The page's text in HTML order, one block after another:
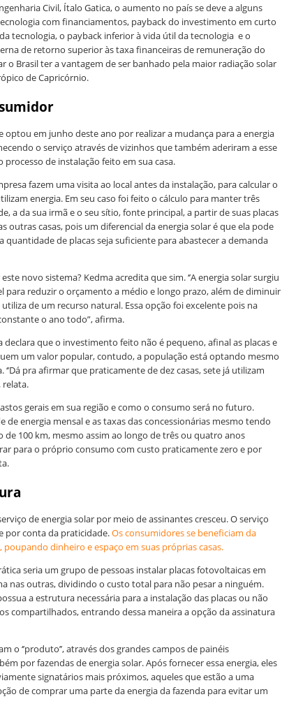
Civil, Ítalo Gatica, o aumento no país se deve a alguns
com financiamentos, payback do investimento em curto
tecnologia, o payback inferior à vida útil da tecnologia e o
de retorno superior às taxa financeiras de remuneração do
o Brasil ter a vantagem de ser banhado pela maior radiação solar
de Capricórnio.
optou em junho deste ano por realizar a mudança para a energia
o serviço através de vizinhos que também aderiram a esse
de instalação feito em sua casa.
fazem uma visita ao local antes da instalação, para calcular o
energia. Em seu caso foi feito o cálculo para manter três
a da sua irmã e o seu sítio, fonte principal, a partir de suas placas
outras casas, pois um diferencial da energia solar é que ela pode
quantidade de placas seja suficiente para abastecer a demanda
novo sistema? Kedma acredita que sim. ‘’A energia solar surgiu
para reduzir o orçamento a médio e longo prazo, além de diminuir
de um recurso natural. Essa opção foi excelente pois na
o ano todo”, afirma.
declara que o investimento feito não é pequeno, afinal as placas e
um valor popular, contudo, a população está optando mesmo
pra afirmar que praticamente de dez casas, sete já utilizam
relata.
gerais em sua região e como o consumo será no futuro.
de energia mensal e as taxas das concessionárias mesmo tendo
de 100 km, mesmo assim ao longo de três ou quatro anos
para o próprio consumo com custo praticamente zero e por
de energia solar por meio de assinantes cresceu. O serviço
por conta da praticidade.Os consumidores se beneficiam da
dinheiro e espaço em suas próprias casas.
seria um grupo de pessoas instalar placas fotovoltaicas em
nas outras, dividindo o custo total para não pesar a ninguém.
a estrutura necessária para a instalação das placas ou não
compartilhados, entrando dessa maneira a opção da assinatura
o ‘’produto’’, através dos grandes campos de painéis
por fazendas de energia solar. Após fornecer essa energia, eles
signatários mais próximos, aqueles que estão a uma
de comprar uma parte da energia da fazenda para evitar um